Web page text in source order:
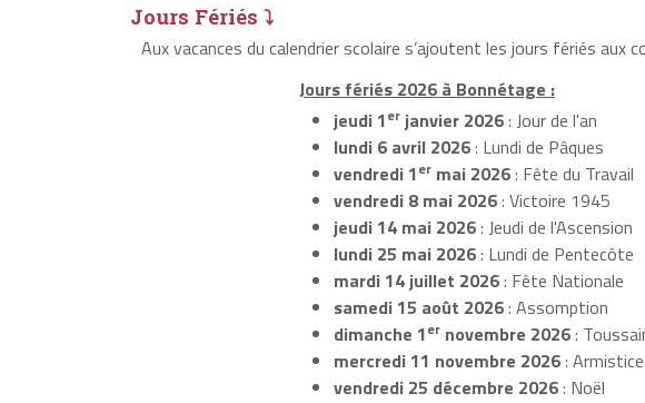
Jours Fériés ⤵
Aux vacances du calendrier scolaire s’ajoutent les jours fériés
Jours fériés 2026 à Bonnétage :
jeudi 1erjanvier 2026: Jour de l'an
lundi 6 avril 2026: Lundi de Pâques
vendredi 1ermai 2026: Fête du Travail
vendredi 8 mai 2026: Victoire 1945
jeudi 14 mai 2026: Jeudi de l'Ascension
lundi 25 mai 2026: Lundi de Pentecôte
mardi 14 juillet 2026: Fête Nationale
samedi 15 août 2026: Assomption
dimanche 1ernovembre 2026:
mercredi 11 novembre 2026:
vendredi 25 décembre 2026: Noël